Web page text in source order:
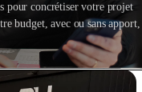
pour concrétiser votre projet
budget, avec ou sans apport,